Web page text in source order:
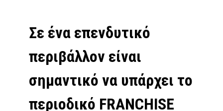
Σε ένα επενδυτικό
περιβάλλον είναι
σημαντικό να υπάρχει το
περιοδικό FRANCHISE